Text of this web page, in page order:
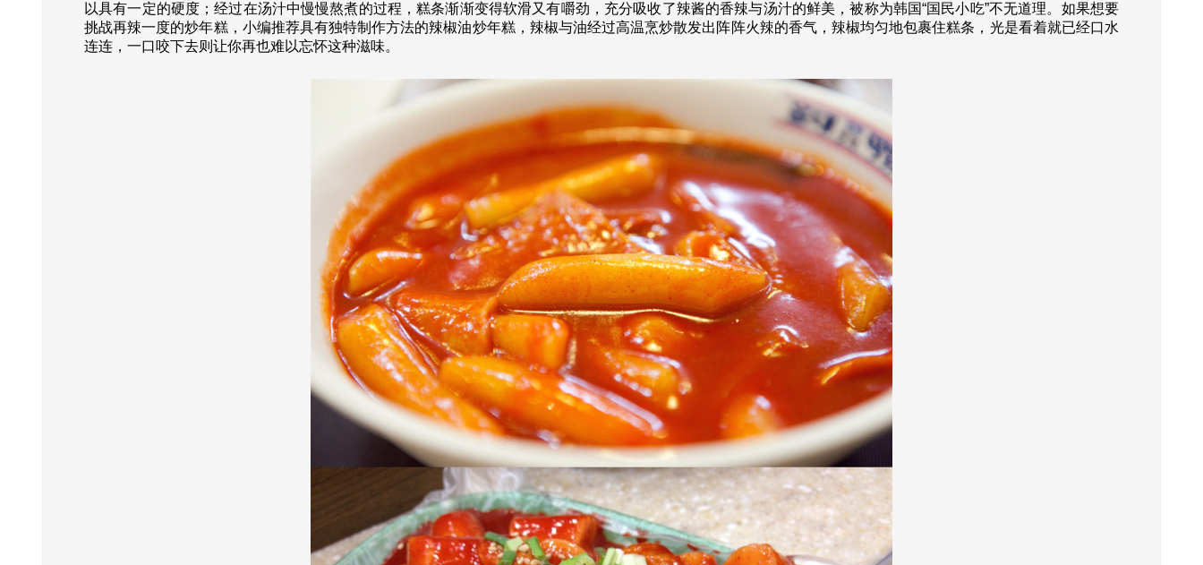
以具有一定的硬度；经过在汤汁中慢慢熬煮的过程，糕条渐渐变得软滑又有嚼劲，充分吸收了辣酱的香辣与汤汁的鲜美，被称为韩国“国民小吃”不无道理。如果想要
挑战再辣一度的炒年糕，小编推荐具有独特制作方法的辣椒油炒年糕，辣椒与油经过高温烹炒散发出阵阵火辣的香气，辣椒均匀地包裹住糕条，光是看着就已经口水
连连，一口咬下去则让你再也难以忘怀这种滋味。